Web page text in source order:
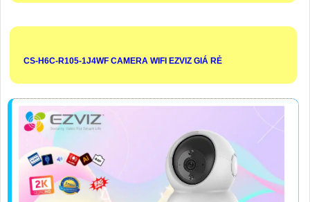
CS-H6C-R105-1J4WF CAMERA WIFI EZVIZ GIÁ RẺ